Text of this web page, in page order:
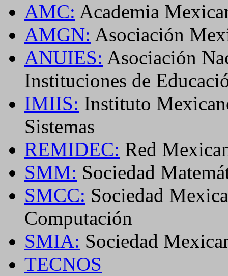
AMC: Academia
AMGN: Asociación
ANUIES: Asociación
Instituciones de
IMIIS: Instituto
Sistemas
REMIDEC: Red
SMM: Sociedad
SMCC: Sociedad
Computación
SMIA: Sociedad
TECNOS